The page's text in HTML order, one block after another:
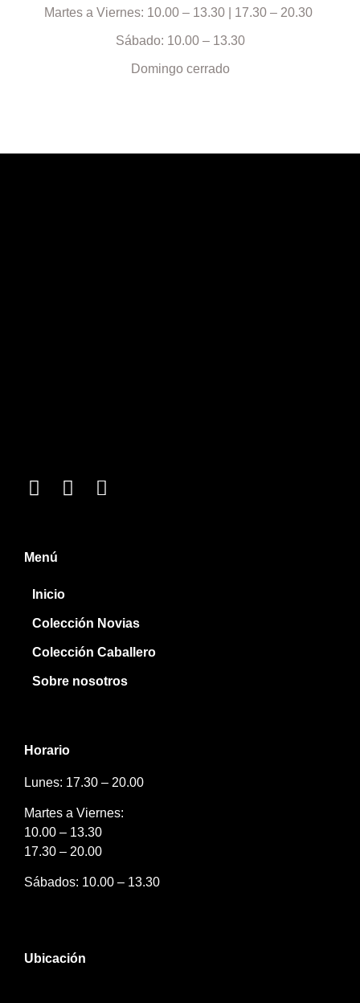
Martes a Viernes: 10.00 – 13.30 | 17.30 – 20.30
Sábado: 10.00 – 13.30
Domingo cerrado
Menú
Inicio
Colección Novias
Colección Caballero
Sobre nosotros
Horario
Lunes: 17.30 – 20.00
Martes a Viernes:
10.00 – 13.30
17.30 – 20.00
Sábados: 10.00 – 13.30
Ubicación